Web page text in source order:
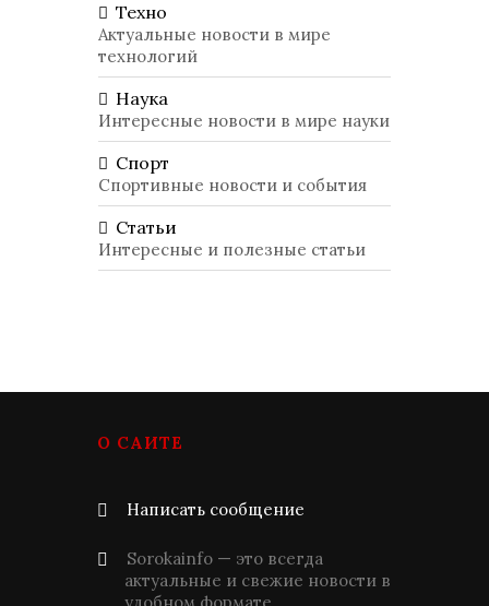
Техно
Актуальные новости в мире
технологий
Наука
Интересные новости в мире науки
Спорт
Спортивные новости и события
Статьи
Интересные и полезные статьи
О САЙТЕ
Написать сообщение
Sorokainfo — это всегда
актуальные и свежие новости в